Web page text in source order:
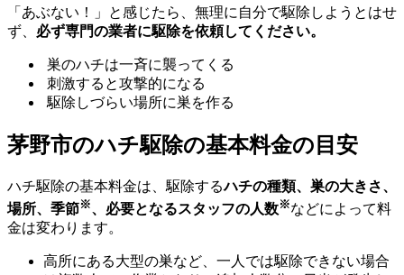
「あぶない！」と感じたら、無理に自分で駆除しようとはせ
ず、 必ず専門の業者に駆除を依頼してください。
巣のハチは一斉に襲ってくる
刺激すると攻撃的になる
駆除しづらい場所に巣を作る
茅野市のハチ駆除の基本料金の目安
ハチ駆除の基本料金は、駆除するハチの種類、巣の大きさ、
場所、季節※、必要となるスタッフの人数※などによって料
金は変わります。
高所にある大型の巣など、一人では駆除できない場合